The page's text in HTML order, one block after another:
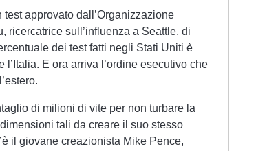
test approvato dall’Organizzazione
ricercatrice sull’influenza a Seattle, di
dei test fatti negli Stati Uniti è
E ora arriva l’ordine esecutivo che
di milioni di vite per non turbare la
tali da creare il suo stesso
il giovane creazionista Mike Pence,